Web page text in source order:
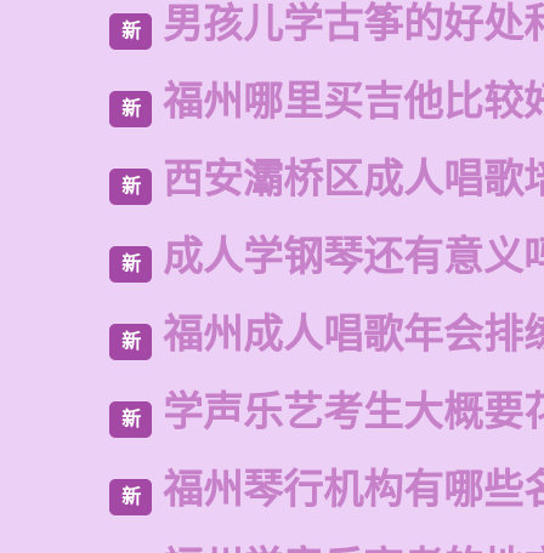
新 男孩儿学古筝的好处
新 福州哪里买吉他比较
新 西安灞桥区成人唱歌
新 成人学钢琴还有意义
新 福州成人唱歌年会排
新 学声乐艺考生大概要
新
福州琴行机构有哪些